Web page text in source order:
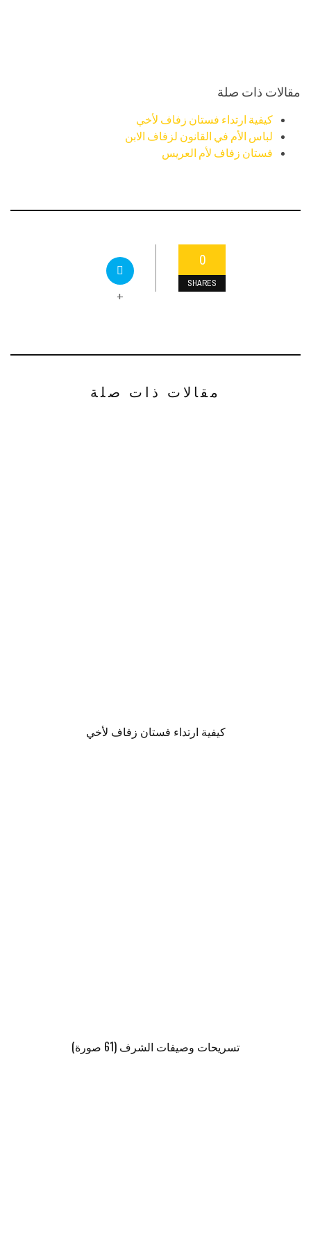
مقالات ذات صلة
كيفية ارتداء فستان زفاف لأخي
لباس الأم في القانون لزفاف الابن
فستان زفاف لأم العريس
0
SHARES
+
مقالات ذات صلة
كيفية ارتداء فستان زفاف لأخي
تسريحات وصيفات الشرف (61 صورة)